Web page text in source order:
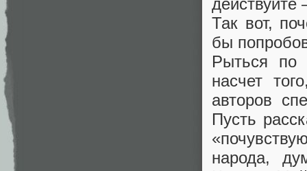
Так вот,
бы
Рыться
насчет
авторов
Пусть
народа,